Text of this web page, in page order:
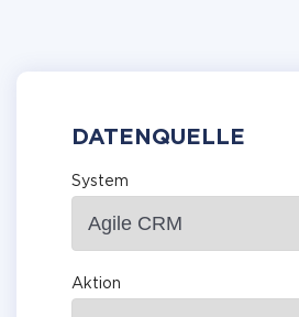
DATENQUELLE
System
Aktion